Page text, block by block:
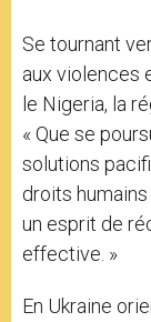
Se tournant
aux violences
le Nigeria, la
« Que se
solutions
droits
un esprit de
effective. »
En Ukraine